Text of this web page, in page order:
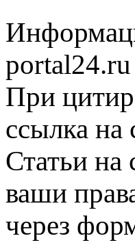
При
ссылка на
Статьи на
ваши
через